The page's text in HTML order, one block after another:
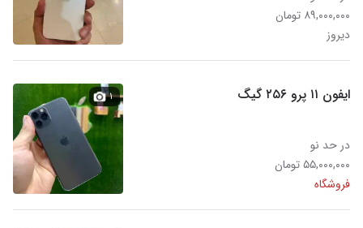
۸۹,۰۰۰,۰۰۰ تومان
دیروز
ایفون ۱۱ پرو ۲۵۶ گیگ
در حد نو
۵۵,۰۰۰,۰۰۰ تومان
فروشگاه
۱